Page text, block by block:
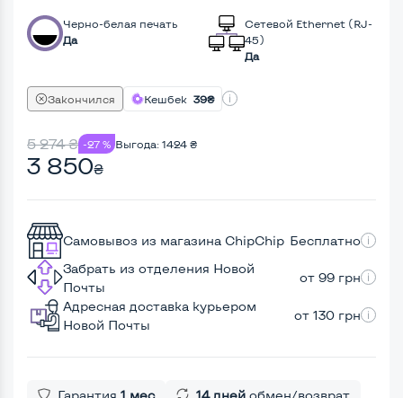
Черно-белая печать
Да
Сетевой Ethernet (RJ-
45)
Да
Закончился Кешбек 39₴
5 274₴ -27 % Выгода: 1424 ₴
3 850₴
Самовывоз из магазина ChipChip Бесплатно
Забрать из отделения Новой
Почты
от 99 грн
Адресная доставка курьером
Новой Почты
от 130 грн
Гарантия 1 мес 14 дней обмен/возврат